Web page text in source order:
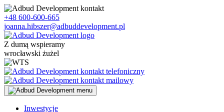
Skip
to
content
+48 600-600-665
joanna.hibszer@adbuddevelopment.pl
Z dumą wspieramy
wrocławski żużel
Inwestycje